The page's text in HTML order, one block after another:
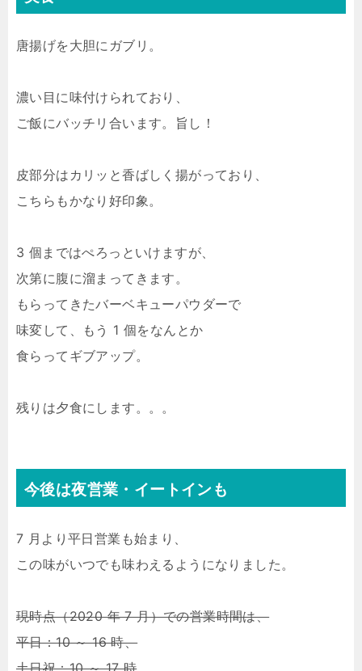
唐揚げを大胆にガブリ。
濃い目に味付けられており、
ご飯にバッチリ合います。旨し！
皮部分はカリッと香ばしく揚がっており、
こちらもかなり好印象。
3 個まではぺろっといけますが、
次第に腹に溜まってきます。
もらってきたバーベキューパウダーで
味変して、もう 1 個をなんとか
食らってギブアップ。
残りは夕食にします。。。
今後は夜営業・イートインも
7 月より平日営業も始まり、
この味がいつでも味わえるようになりました。
現時点（2020 年 7 月）での営業時間は、
平日：10 ～ 16 時、
土日祝：10 ～ 17 時